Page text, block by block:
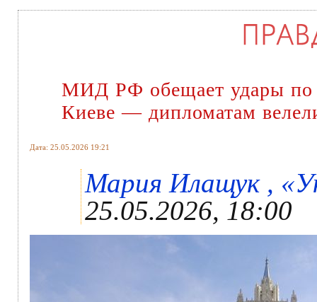
МИД РФ обещает удары по
Киеве — дипломатам
Дата: 25.05.2026 19:21
Мария Илащук ,
25.05.2026, 18:00